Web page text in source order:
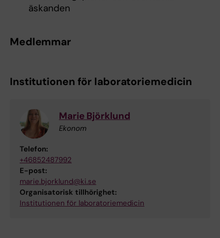
äskanden
Medlemmar
Institutionen för laboratoriemedicin
Marie Björklund
Ekonom
Telefon:
+46852487992
E-post:
marie.bjorklund@ki.se
Organisatorisk tillhörighet:
Institutionen för laboratoriemedicin